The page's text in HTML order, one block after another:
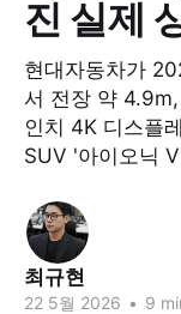
진 실제
현대자동차가
서 전장 약
인치 4K 디스플
SUV '아이오닉
최규현
22 5월 2026 • 9